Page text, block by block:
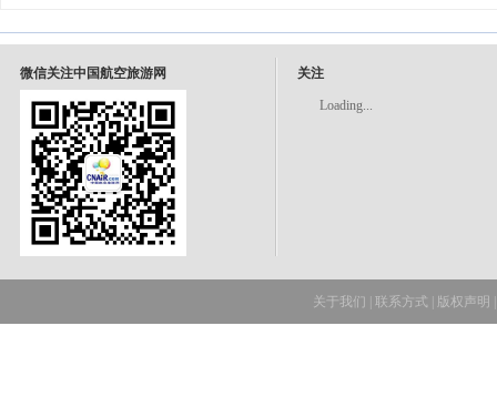
微信关注中国航空旅游网 关注
Loading...
关于我们 联系方式 版权声明